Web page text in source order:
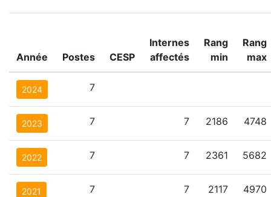
Année Postes CESP
Internes
affectés
Rang
min
Rang
max
2024 7
2023 7 7 2186 4748
2022 7 7 2361 5682
2021 7 7 2117 4970